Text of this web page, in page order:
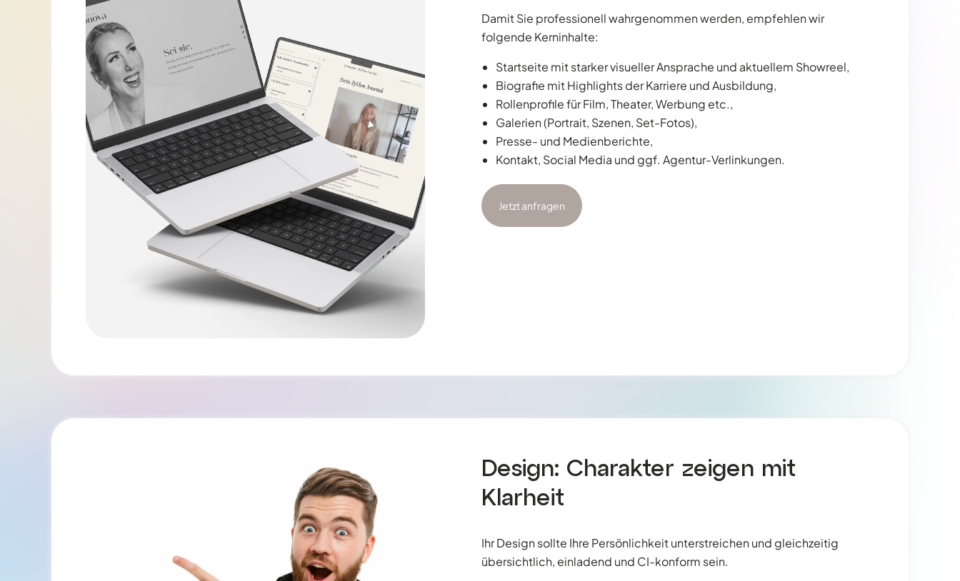
Damit Sie professionell wahrgenommen werden, empfehlen wir
folgende Kerninhalte:
Startseite mit starker visueller Ansprache und aktuellem Showreel,
Biografie mit Highlights der Karriere und Ausbildung,
Rollenprofile für Film, Theater, Werbung etc.,
Galerien (Portrait, Szenen, Set-Fotos),
Presse- und Medienberichte,
Kontakt, Social Media und ggf. Agentur-Verlinkungen.
Jetzt anfragen
Design: Charakter zeigen mit
Klarheit
Ihr Design sollte Ihre Persönlichkeit unterstreichen und gleichzeitig
übersichtlich, einladend und CI-konform sein.